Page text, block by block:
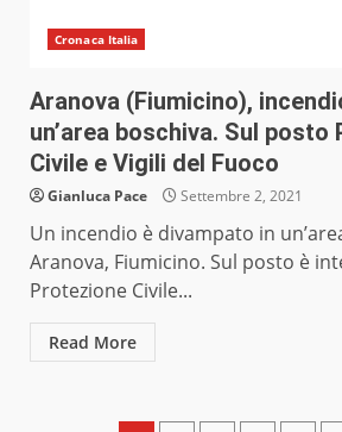
Cronaca Italia
Aranova (Fiumicino),
un’area boschiva. Sul posto
Civile e Vigili del Fuoco
Gianluca Pace Settembre 2, 2021
Un incendio è divampato in
Aranova, Fiumicino. Sul posto è
Protezione Civile...
Read More